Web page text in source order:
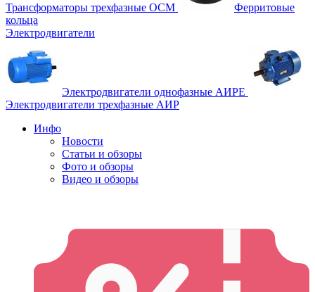
Трансформаторы трехфазные ОСМ
Ферритовые
кольца
Электродвигатели
Электродвигатели однофазные АИРЕ
Электродвигатели трехфазные АИР
Инфо
Новости
Статьи и обзоры
Фото и обзоры
Видео и обзоры